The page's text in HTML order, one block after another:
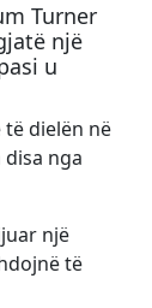
Turner
një
u
dielën në
nga
një
të